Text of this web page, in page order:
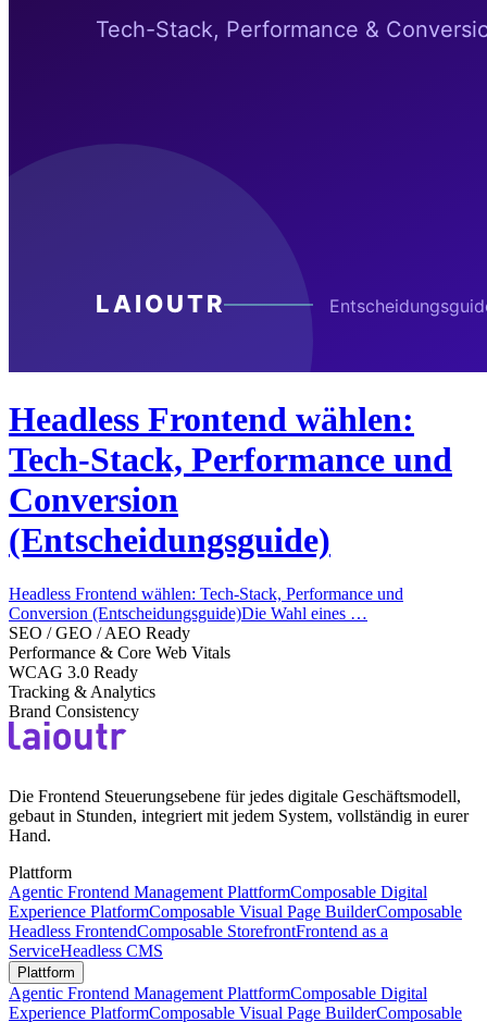
Headless Frontend wählen:
Tech-Stack, Performance und
Conversion
(Entscheidungsguide)
Headless Frontend wählen: Tech-Stack, Performance und
Conversion (Entscheidungsguide)Die Wahl eines …
SEO / GEO / AEO Ready
Performance & Core Web Vitals
WCAG 3.0 Ready
Tracking & Analytics
Brand Consistency
Die Frontend Steuerungsebene für jedes digitale Geschäftsmodell,
gebaut in Stunden, integriert mit jedem System, vollständig in eurer
Hand.
Plattform
Agentic Frontend Management PlattformComposable Digital
Experience PlatformComposable Visual Page BuilderComposable
Headless FrontendComposable StorefrontFrontend as a
ServiceHeadless CMS
Plattform
Agentic Frontend Management PlattformComposable Digital
Experience PlatformComposable Visual Page BuilderComposable